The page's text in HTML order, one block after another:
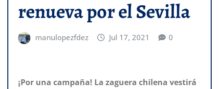
renueva por el Sevilla
manulopezfdez Jul 17, 2021 0
¡Por una campaña! La zaguera chilena vestirá